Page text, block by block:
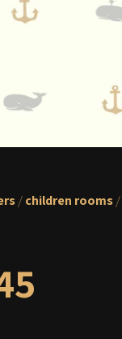
/children rooms/